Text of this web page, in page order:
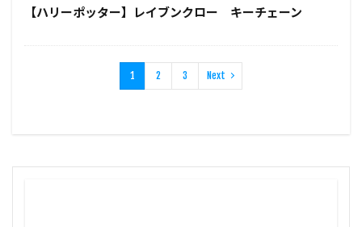
【ハリーポッター】レイブンクロー キーチェーン
1 2 3 Next